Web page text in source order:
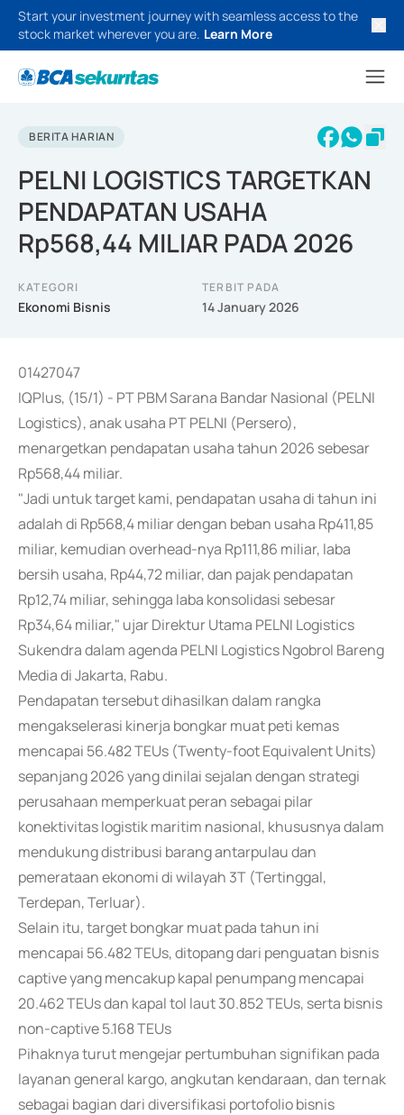
Start your investment journey with seamless access to the
stock market wherever you are. Learn More
BERITA HARIAN
PELNI LOGISTICS TARGETKAN
PENDAPATAN USAHA
Rp568,44 MILIAR PADA 2026
KATEGORI
Ekonomi Bisnis
TERBIT PADA
14 January 2026
01427047
IQPlus, (15/1) - PT PBM Sarana Bandar Nasional (PELNI
Logistics), anak usaha PT PELNI (Persero),
menargetkan pendapatan usaha tahun 2026 sebesar
Rp568,44 miliar.
"Jadi untuk target kami, pendapatan usaha di tahun ini
adalah di Rp568,4 miliar dengan beban usaha Rp411,85
miliar, kemudian overhead-nya Rp111,86 miliar, laba
bersih usaha, Rp44,72 miliar, dan pajak pendapatan
Rp12,74 miliar, sehingga laba konsolidasi sebesar
Rp34,64 miliar," ujar Direktur Utama PELNI Logistics
Sukendra dalam agenda PELNI Logistics Ngobrol Bareng
Media di Jakarta, Rabu.
Pendapatan tersebut dihasilkan dalam rangka
mengakselerasi kinerja bongkar muat peti kemas
mencapai 56.482 TEUs (Twenty-foot Equivalent Units)
sepanjang 2026 yang dinilai sejalan dengan strategi
perusahaan memperkuat peran sebagai pilar
konektivitas logistik maritim nasional, khususnya dalam
mendukung distribusi barang antarpulau dan
pemerataan ekonomi di wilayah 3T (Tertinggal,
Terdepan, Terluar).
Selain itu, target bongkar muat pada tahun ini
mencapai 56.482 TEUs, ditopang dari penguatan bisnis
captive yang mencakup kapal penumpang mencapai
20.462 TEUs dan kapal tol laut 30.852 TEUs, serta bisnis
non-captive 5.168 TEUs
Pihaknya turut mengejar pertumbuhan signifikan pada
layanan general kargo, angkutan kendaraan, dan ternak
sebagai bagian dari diversifikasi portofolio bisnis